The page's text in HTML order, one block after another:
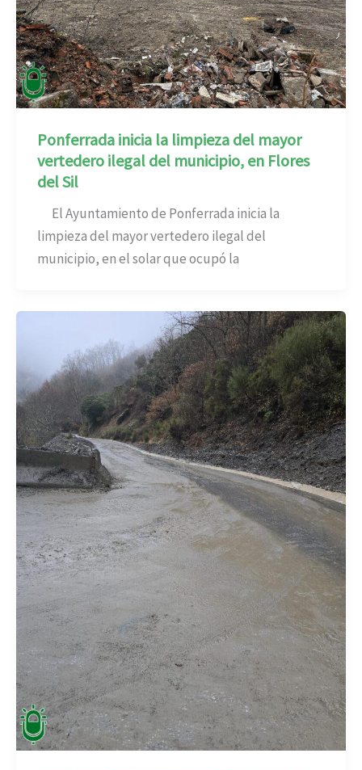
Ponferrada inicia la limpieza del mayor
vertedero ilegal del municipio, en Flores
del Sil
El Ayuntamiento de Ponferrada inicia la
limpieza del mayor vertedero ilegal del
municipio, en el solar que ocupó la